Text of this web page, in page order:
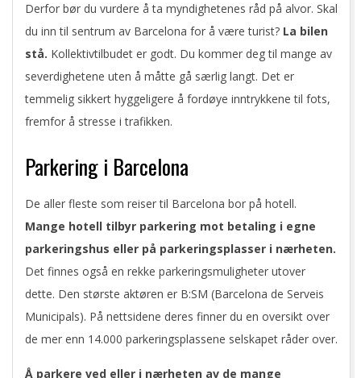
Derfor bør du vurdere å ta myndighetenes råd på alvor. Skal
du inn til sentrum av Barcelona for å være turist? La bilen
stå. Kollektivtilbudet er godt. Du kommer deg til mange av
severdighetene uten å måtte gå særlig langt. Det er
temmelig sikkert hyggeligere å fordøye inntrykkene til fots,
fremfor å stresse i trafikken.
Parkering i Barcelona
De aller fleste som reiser til Barcelona bor på hotell.
Mange hotell tilbyr parkering mot betaling i egne
parkeringshus eller på parkeringsplasser i nærheten.
Det finnes også en rekke parkeringsmuligheter utover
dette. Den største aktøren er B:SM (Barcelona de Serveis
Municipals). På nettsidene deres finner du en oversikt over
de mer enn 14.000 parkeringsplassene selskapet råder over.
Å parkere ved eller i nærheten av de mange